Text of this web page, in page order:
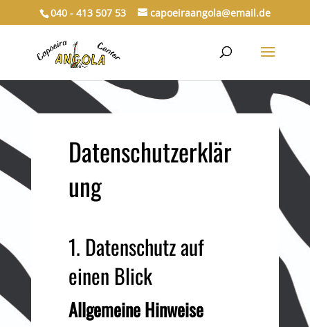
040 - 413 507 53 capoeiraangola@email.de
Datenschutzerklär
ung
1. Datenschutz auf
einen Blick
Allgemeine Hinweise